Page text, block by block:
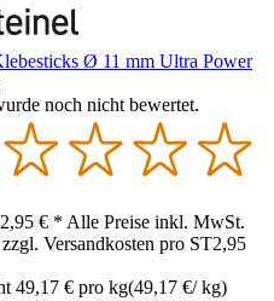
Ø 11 mm Ultra Power
noch nicht bewertet.
€ * Alle Preise inkl. MwSt.
Versandkosten pro ST2,95
49,17 € pro kg(49,17 €/ kg)